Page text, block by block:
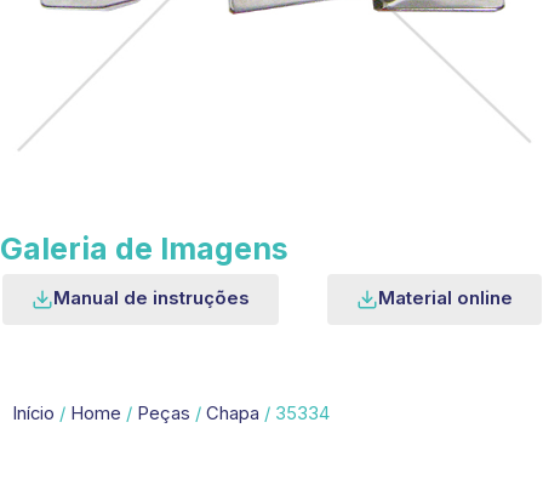
Galeria de Imagens
Manual de instruções Material online
Início / Home / Peças / Chapa / 35334